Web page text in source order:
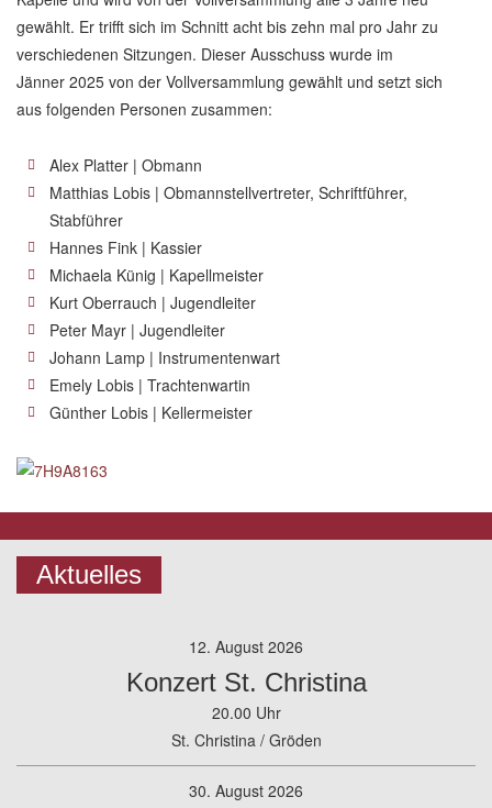
gewählt. Er trifft sich im Schnitt acht bis zehn mal pro Jahr zu
verschiedenen Sitzungen. Dieser Ausschuss wurde im
Jänner 2025 von der Vollversammlung gewählt und setzt sich
aus folgenden Personen zusammen:
Alex Platter | Obmann
Matthias Lobis | Obmannstellvertreter, Schriftführer,
Stabführer
Hannes Fink | Kassier
Michaela Künig | Kapellmeister
Kurt Oberrauch | Jugendleiter
Peter Mayr | Jugendleiter
Johann Lamp | Instrumentenwart
Emely Lobis | Trachtenwartin
Günther Lobis | Kellermeister
Aktuelles
12. August 2026
Konzert St. Christina
20.00 Uhr
St. Christina / Gröden
30. August 2026